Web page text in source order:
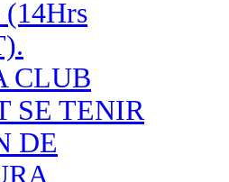
(14Hrs
CLUB
SE TENIR
DE